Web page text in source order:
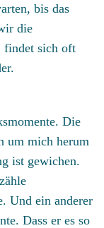
bis das
die
findet sich oft
Die
um mich herum
ist gewichen.
Und ein anderer
Dass er es so